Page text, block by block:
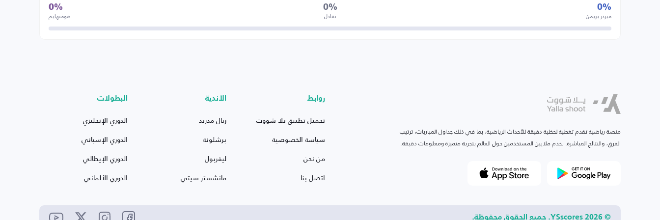
0%
فيردر بريمن
0%
تعادل
0%
هوفنهايم
منصة رياضية تقدم تغطية لحظية دقيقة للأحداث الرياضية، بما في ذلك جداول المباريات، ترتيب
الفرق، والنتائج المباشرة. نخدم ملايين المستخدمين حول العالم بتجربة متميزة ومعلومات دقيقة.
روابط
تحميل تطبيق يلا شووت
سياسة الخصوصية
من نحن
اتصل بنا
الأندية
ريال مدريد
برشلونة
ليفربول
مانشستر سيتي
البطولات
الدوري الإنجليزي
الدوري الإسباني
الدوري الإيطالي
الدوري الألماني
© 2026 YSscores. جميع الحقوق محفوظة.